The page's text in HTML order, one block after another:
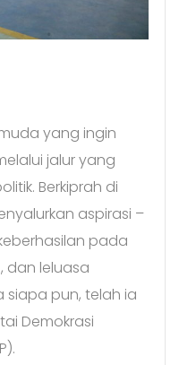
yang ingin
jalur yang
Berkiprah di
aspirasi –
pada
dan leluasa
siapa pun, telah ia
Demokrasi